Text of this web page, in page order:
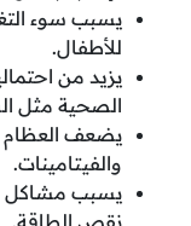
يسبب سوء
للأطفال.
يزيد من
الصحية مثل
يضعف العظام
والفيتامينات.
يسبب مشاكل
نقص الطاقة.